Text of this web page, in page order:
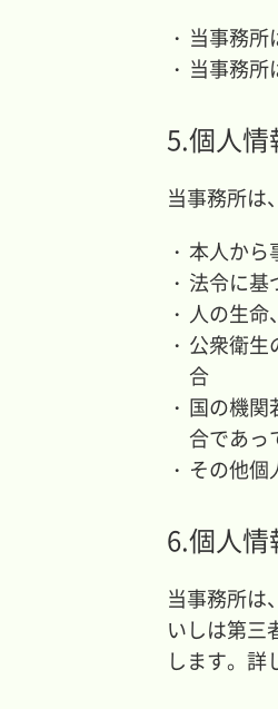
当事務所
当事務所
5.個人
当事務所は
本人から
法令に基
人の生命
公衆衛生
合
国の機関
合であっ
その他個
6.個人
当事務所は
いしは第三
します。詳